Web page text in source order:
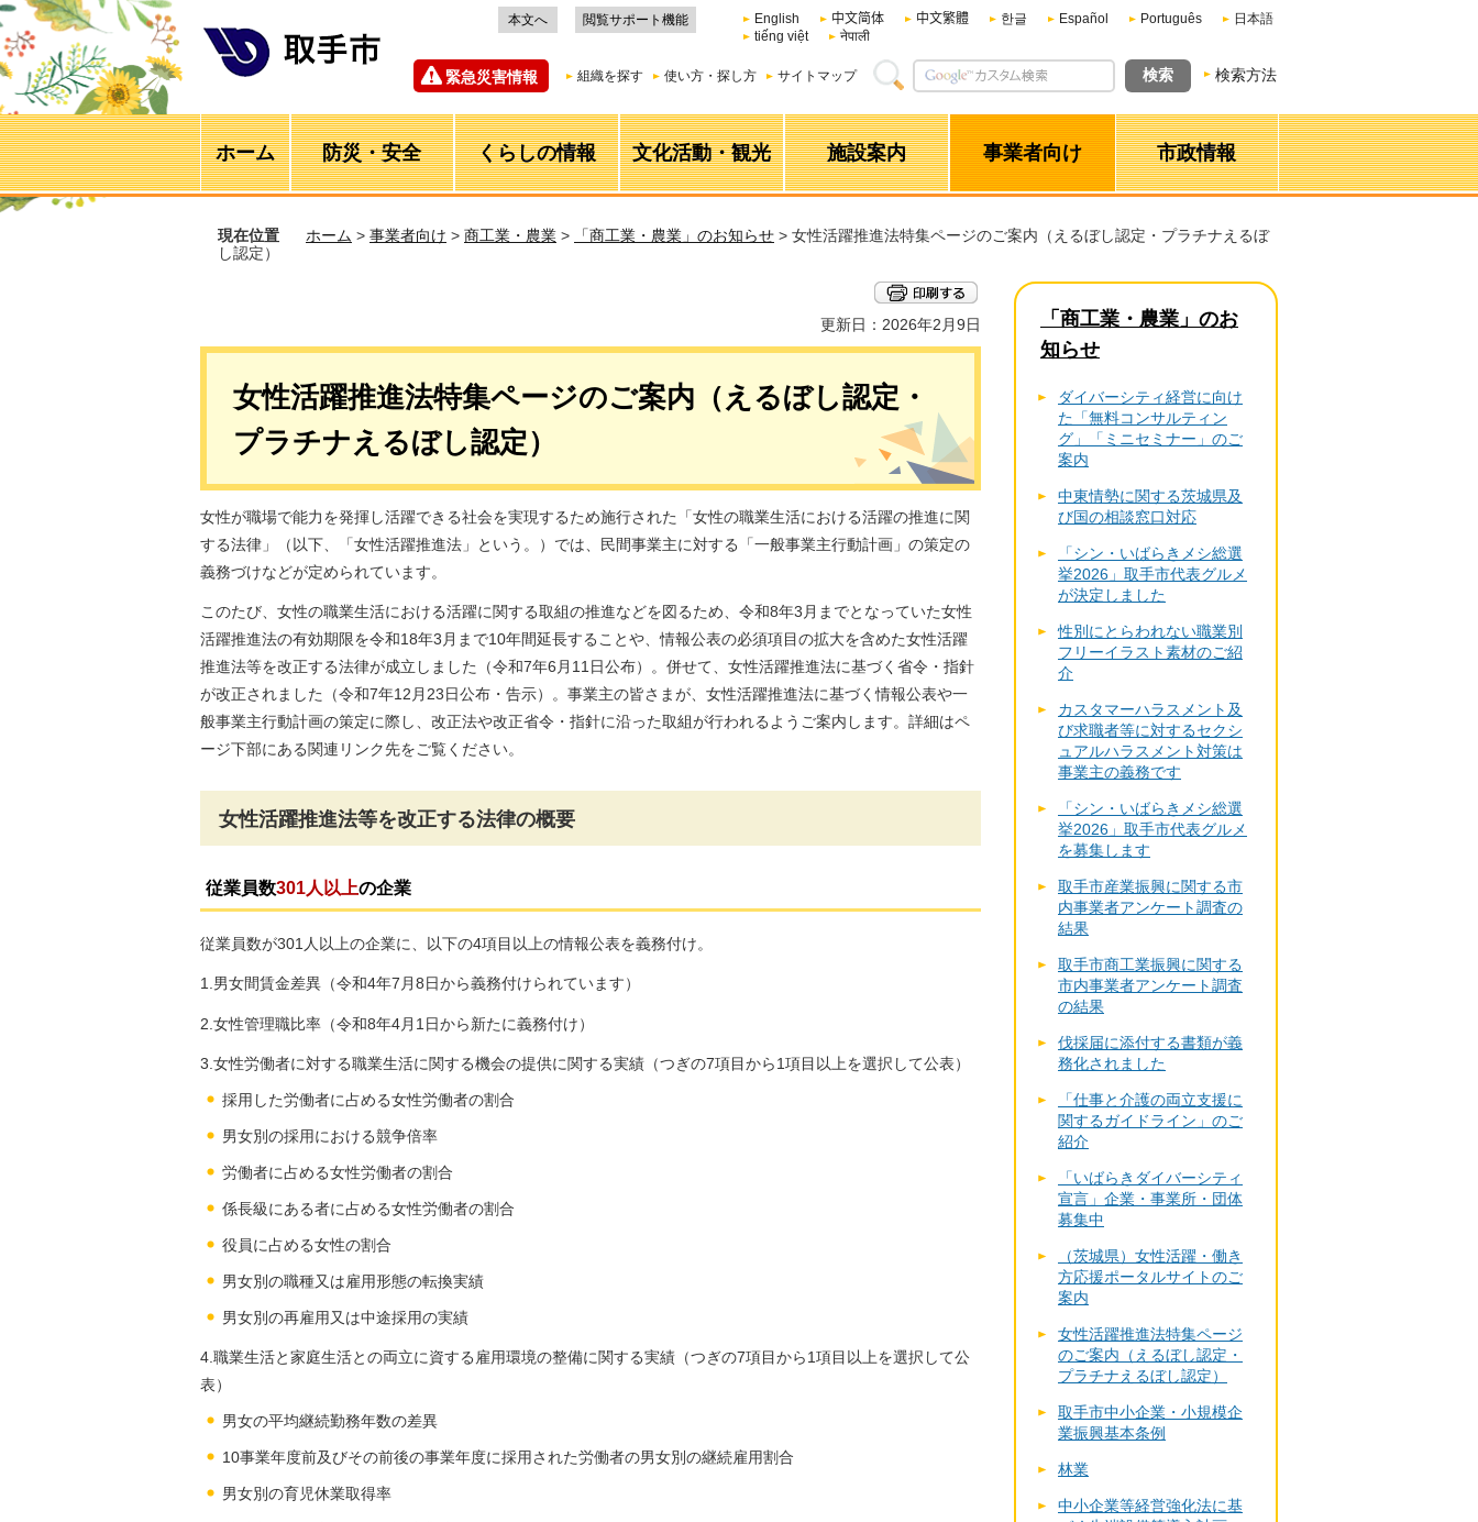
本文へ 閲覧サポート機能 English 中文简体 中文繁體 한글 Español Português
日本語
tiếng việt
नेपाली
緊急災害情報 組織を探す 使い方・探し方 サイトマップ 検索方法
ホーム 防災・安全 くらしの情報 文化活動・観光 施設案内 事業者向け 市政情報
現在位置 ホーム > 事業者向け > 商工業・農業 > 「商工業・農業」のお知らせ > 女性活躍推進法特集ページのご案内（えるぼし認定・プラチナえるぼ
し認定）
更新日：2026年2月9日
女性活躍推進法特集ページのご案内（えるぼし認定・
プラチナえるぼし認定）
女性が職場で能力を発揮し活躍できる社会を実現するため施行された「女性の職業生活における活躍の推進に関
する法律」（以下、「女性活躍推進法」という。）では、民間事業主に対する「一般事業主行動計画」の策定の
義務づけなどが定められています。
このたび、女性の職業生活における活躍に関する取組の推進などを図るため、令和8年3月までとなっていた女性
活躍推進法の有効期限を令和18年3月まで10年間延長することや、情報公表の必須項目の拡大を含めた女性活躍
推進法等を改正する法律が成立しました（令和7年6月11日公布）。併せて、女性活躍推進法に基づく省令・指針
が改正されました（令和7年12月23日公布・告示）。事業主の皆さまが、女性活躍推進法に基づく情報公表や一
般事業主行動計画の策定に際し、改正法や改正省令・指針に沿った取組が行われるようご案内します。詳細はペ
ージ下部にある関連リンク先をご覧ください。
女性活躍推進法等を改正する法律の概要
従業員数301人以上の企業
従業員数が301人以上の企業に、以下の4項目以上の情報公表を義務付け。
1.男女間賃金差異（令和4年7月8日から義務付けられています）
2.女性管理職比率（令和8年4月1日から新たに義務付け）
3.女性労働者に対する職業生活に関する機会の提供に関する実績（つぎの7項目から1項目以上を選択して公表）
採用した労働者に占める女性労働者の割合
男女別の採用における競争倍率
労働者に占める女性労働者の割合
係長級にある者に占める女性労働者の割合
役員に占める女性の割合
男女別の職種又は雇用形態の転換実績
男女別の再雇用又は中途採用の実績
4.職業生活と家庭生活との両立に資する雇用環境の整備に関する実績（つぎの7項目から1項目以上を選択して公
表）
男女の平均継続勤務年数の差異
10事業年度前及びその前後の事業年度に採用された労働者の男女別の継続雇用割合
男女別の育児休業取得率
「商工業・農業」のお
知らせ
ダイバーシティ経営に向け
た「無料コンサルティン
グ」「ミニセミナー」のご
案内
中東情勢に関する茨城県及
び国の相談窓口対応
「シン・いばらきメシ総選
挙2026」取手市代表グルメ
が決定しました
性別にとらわれない職業別
フリーイラスト素材のご紹
介
カスタマーハラスメント及
び求職者等に対するセクシ
ュアルハラスメント対策は
事業主の義務です
「シン・いばらきメシ総選
挙2026」取手市代表グルメ
を募集します
取手市産業振興に関する市
内事業者アンケート調査の
結果
取手市商工業振興に関する
市内事業者アンケート調査
の結果
伐採届に添付する書類が義
務化されました
「仕事と介護の両立支援に
関するガイドライン」のご
紹介
「いばらきダイバーシティ
宣言」企業・事業所・団体
募集中
（茨城県）女性活躍・働き
方応援ポータルサイトのご
案内
女性活躍推進法特集ページ
のご案内（えるぼし認定・
プラチナえるぼし認定）
取手市中小企業・小規模企
業振興基本条例
林業
中小企業等経営強化法に基